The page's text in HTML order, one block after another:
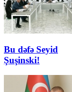
Bu dəfə Seyid
Şuşinski!